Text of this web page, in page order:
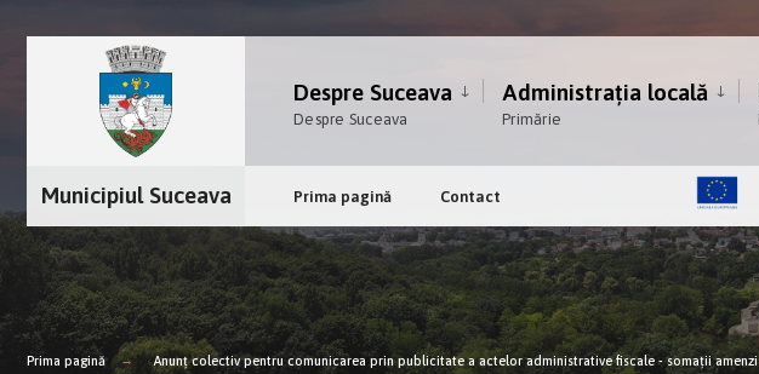
Despre Suceava
Despre Suceava
Administrația locală
Primărie
Municipiul Suceava Prima pagină Contact
Prima pagină Anunţ colectiv pentru comunicarea prin publicitate a actelor administrative fiscale - somații